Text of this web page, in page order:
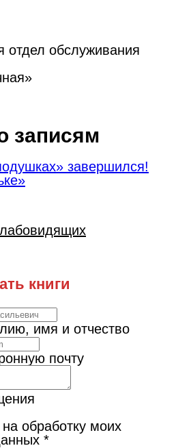
отдел обслуживания
записям
завершился!
книги
имя и отчество
почту
обработку моих
*